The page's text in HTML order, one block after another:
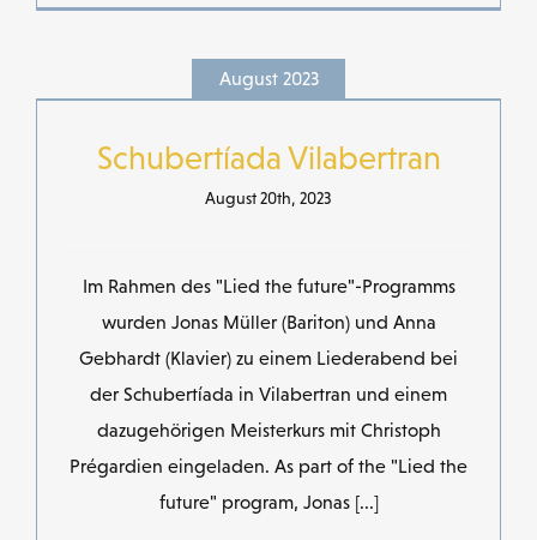
August 2023
Schubertíada Vilabertran
August 20th, 2023
Im Rahmen des "Lied the future"-Programms
wurden Jonas Müller (Bariton) und Anna
Gebhardt (Klavier) zu einem Liederabend bei
der Schubertíada in Vilabertran und einem
dazugehörigen Meisterkurs mit Christoph
Prégardien eingeladen. As part of the "Lied the
future" program, Jonas [...]